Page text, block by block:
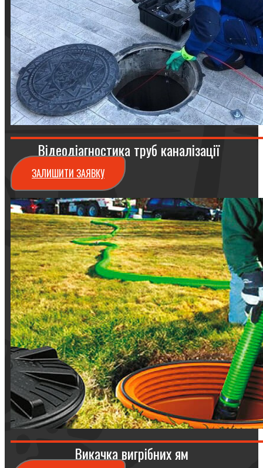
Відеодіагностика труб каналізації
ЗАЛИШИТИ ЗАЯВКУ
Викачка вигрібних ям